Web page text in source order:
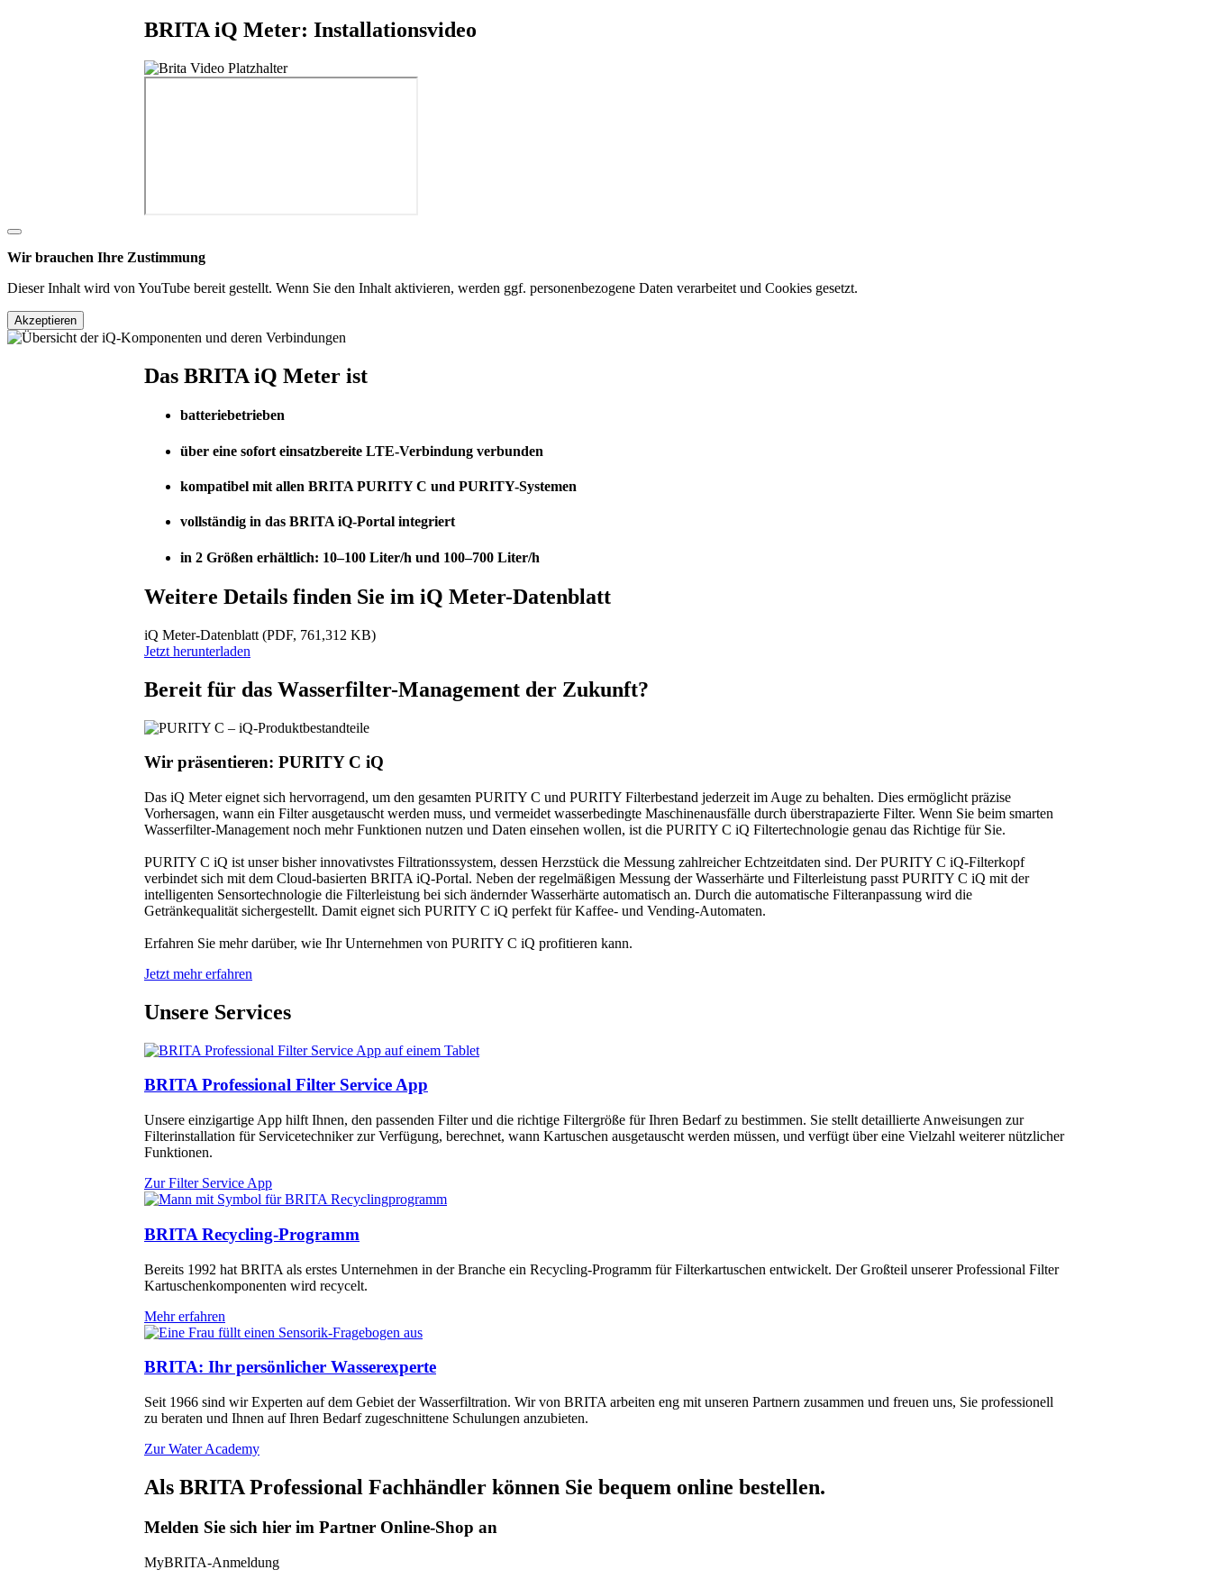
BRITA iQ Meter: Installationsvideo
Wir brauchen Ihre Zustimmung
Dieser Inhalt wird von YouTube bereit gestellt. Wenn Sie den Inhalt aktivieren, werden ggf. personenbezogene Daten verarbeitet und Cookies gesetzt.
Akzeptieren
Das BRITA iQ Meter ist
batteriebetrieben
über eine sofort einsatzbereite LTE-Verbindung verbunden
kompatibel mit allen BRITA PURITY C und PURITY-Systemen
vollständig in das BRITA iQ-Portal integriert
in 2 Größen erhältlich: 10–100 Liter/h und 100–700 Liter/h
Weitere Details finden Sie im iQ Meter-Datenblatt
iQ Meter-Datenblatt (PDF, 761,312 KB)
Jetzt herunterladen
Bereit für das Wasserfilter-Management der Zukunft?
Wir präsentieren: PURITY C iQ
Das iQ Meter eignet sich hervorragend, um den gesamten PURITY C und PURITY Filterbestand jederzeit im Auge zu behalten. Dies ermöglicht präzise
Vorhersagen, wann ein Filter ausgetauscht werden muss, und vermeidet wasserbedingte Maschinenausfälle durch überstrapazierte Filter. Wenn Sie beim smarten
Wasserfilter-Management noch mehr Funktionen nutzen und Daten einsehen wollen, ist die PURITY C iQ Filtertechnologie genau das Richtige für Sie.
PURITY C iQ ist unser bisher innovativstes Filtrationssystem, dessen Herzstück die Messung zahlreicher Echtzeitdaten sind. Der PURITY C iQ-Filterkopf
verbindet sich mit dem Cloud-basierten BRITA iQ-Portal. Neben der regelmäßigen Messung der Wasserhärte und Filterleistung passt PURITY C iQ mit der
intelligenten Sensortechnologie die Filterleistung bei sich ändernder Wasserhärte automatisch an. Durch die automatische Filteranpassung wird die
Getränkequalität sichergestellt. Damit eignet sich PURITY C iQ perfekt für Kaffee- und Vending-Automaten.
Erfahren Sie mehr darüber, wie Ihr Unternehmen von PURITY C iQ profitieren kann.
Jetzt mehr erfahren
Unsere Services
BRITA Professional Filter Service App
Unsere einzigartige App hilft Ihnen, den passenden Filter und die richtige Filtergröße für Ihren Bedarf zu bestimmen. Sie stellt detaillierte Anweisungen zur
Filterinstallation für Servicetechniker zur Verfügung, berechnet, wann Kartuschen ausgetauscht werden müssen, und verfügt über eine Vielzahl weiterer nützlicher
Funktionen.
Zur Filter Service App
BRITA Recycling-Programm
Bereits 1992 hat BRITA als erstes Unternehmen in der Branche ein Recycling-Programm für Filterkartuschen entwickelt. Der Großteil unserer Professional Filter
Kartuschenkomponenten wird recycelt.
Mehr erfahren
BRITA: Ihr persönlicher Wasserexperte
Seit 1966 sind wir Experten auf dem Gebiet der Wasserfiltration. Wir von BRITA arbeiten eng mit unseren Partnern zusammen und freuen uns, Sie professionell
zu beraten und Ihnen auf Ihren Bedarf zugeschnittene Schulungen anzubieten.
Zur Water Academy
Als BRITA Professional Fachhändler können Sie bequem online bestellen.
Melden Sie sich hier im Partner Online-Shop an
MyBRITA-Anmeldung